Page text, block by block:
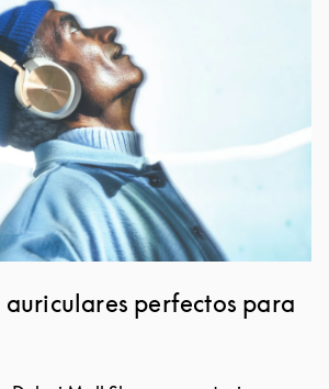
auriculares perfectos para